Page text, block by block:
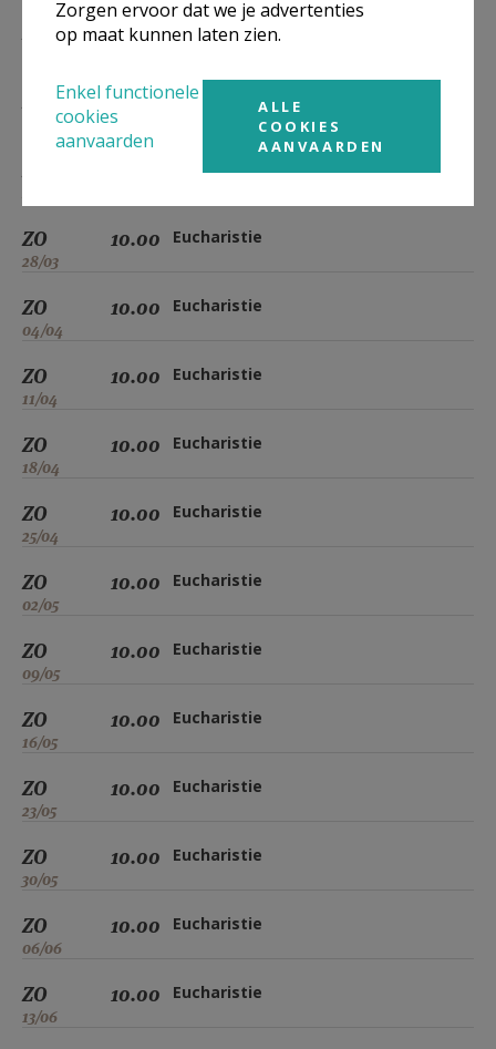
10.00 Eucharistie
14/03
10.00 Eucharistie
Eucharistie
ZO
28/03
10.00 Eucharistie
ZO
04/04
10.00 Eucharistie
ZO
11/04
10.00 Eucharistie
ZO
18/04
10.00 Eucharistie
ZO
25/04
10.00 Eucharistie
ZO
02/05
10.00 Eucharistie
ZO
09/05
10.00 Eucharistie
ZO
16/05
10.00 Eucharistie
ZO
23/05
10.00 Eucharistie
ZO
30/05
10.00 Eucharistie
ZO
06/06
10.00 Eucharistie
ZO
13/06
10.00 Eucharistie
Zorgen ervoor dat we je advertenties
op maat kunnen laten zien.
Enkel functionele
cookies
aanvaarden
ALLE
COOKIES
AANVAARDEN